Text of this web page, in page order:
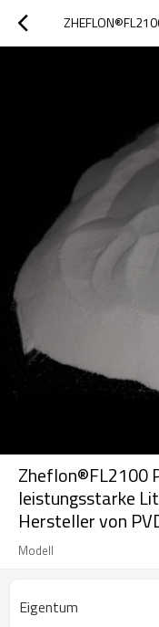
Zheflon®FL2100
leistungsstarke
Hersteller von
Modell
Eigentum